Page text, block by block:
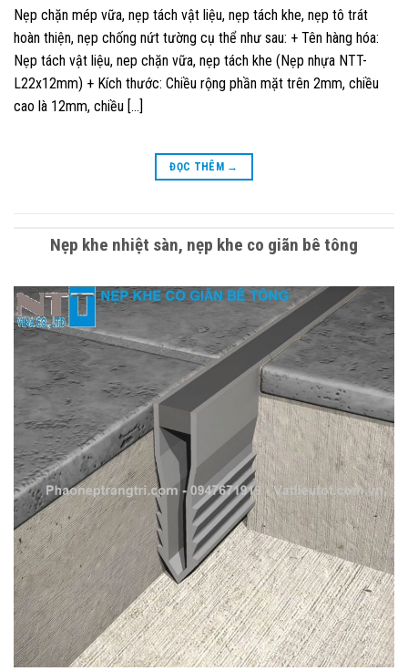
Nẹp chặn mép vữa, nẹp tách vật liệu, nẹp tách khe, nẹp tô trát
hoàn thiện, nẹp chống nứt tường cụ thể như sau: + Tên hàng hóa:
Nẹp tách vật liệu, nep chặn vữa, nẹp tách khe (Nẹp nhựa NTT-
L22x12mm) + Kích thước: Chiều rộng phần mặt trên 2mm, chiều
cao là 12mm, chiều […]
ĐỌC THÊM →
Nẹp khe nhiệt sàn, nẹp khe co giãn bê tông